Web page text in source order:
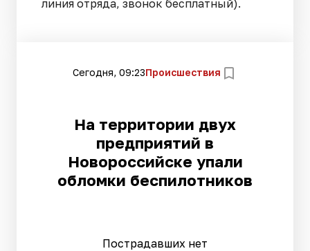
линия отряда, звонок бесплатный).
Сегодня, 09:23Происшествия
На территории двух
предприятий в
Новороссийске упали
обломки беспилотников
Пострадавших нет